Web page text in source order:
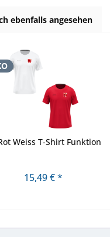
ebenfalls angesehen
Weiss T-Shirt Funktion
15,49 € *